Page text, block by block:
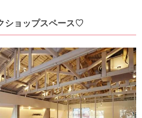
ショップスペース♡